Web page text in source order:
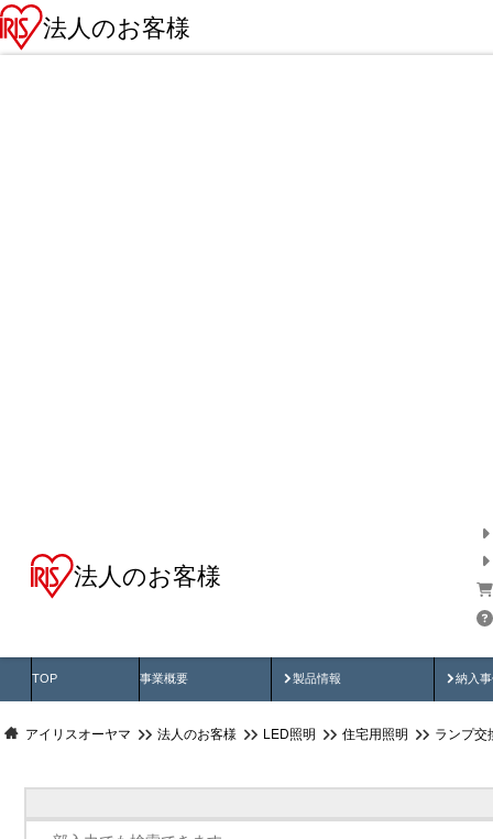
法人のお客様
法人のお客様
TOP 事業概要 製品情報
製品動画 納入
納
アイリスオーヤマ 法人のお客様 LED照明 住宅用照明 ランプ交